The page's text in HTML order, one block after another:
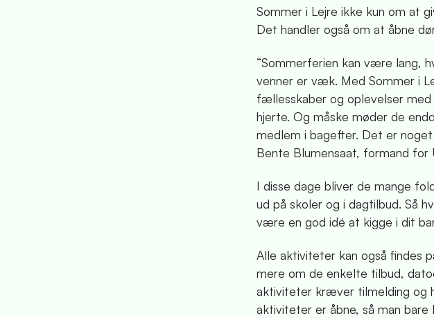
Sommer i Lejre ikke kun om at
Det handler også om at åbne
“Sommerferien kan være lang,
venner er væk. Med Sommer i
fællesskaber og oplevelser med
hjerte. Og måske møder de
medlem i bagefter. Det er
Bente Blumensaat, formand
I disse dage bliver de mange
ud på skoler og i dagtilbud. Så
være en god idé at kigge i dit
Alle aktiviteter kan også findes
mere om de enkelte tilbud,
aktiviteter kræver tilmelding og
aktiviteter er åbne, så man bare